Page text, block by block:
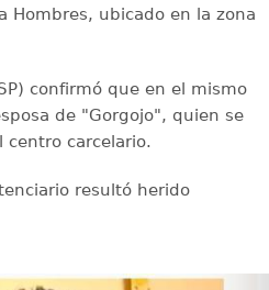
Hombres, ubicado en la zona
confirmó que en el mismo
de "Gorgojo", quien se
centro carcelario.
resultó herido